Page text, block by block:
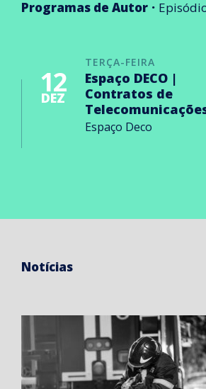
Programas de Autor
TERÇA-FEIRA
12
DEZ
Espaço DECO |
Contratos de
Espaço Deco
Notícias